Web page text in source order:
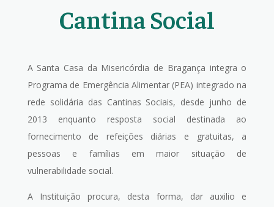
Cantina Social
A Santa Casa da Misericórdia de Bragança integra o
Programa de Emergência Alimentar (PEA) integrado na
rede solidária das Cantinas Sociais, desde junho de
2013 enquanto resposta social destinada ao
fornecimento de refeições diárias e gratuitas, a
pessoas e famílias em maior situação de
vulnerabilidade social.
A Instituição procura, desta forma, dar auxilio e